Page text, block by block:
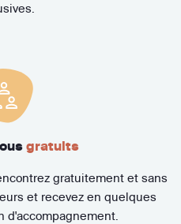
gratuits
gratuitement et sans
et recevez en quelques
d'accompagnement.